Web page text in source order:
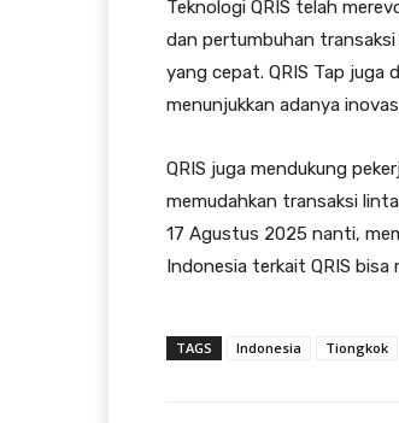
Teknologi QRIS telah
dan pertumbuhan transaksi
yang cepat. QRIS Tap juga
menunjukkan adanya
QRIS juga mendukung
memudahkan transaksi
17 Agustus 2025 nanti,
Indonesia terkait QRIS
TAGS Indonesia Tiongkok